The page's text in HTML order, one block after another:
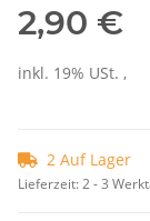
2,90 €
inkl. 19% USt. ,
2 Auf Lager
Lieferzeit:2 - 3